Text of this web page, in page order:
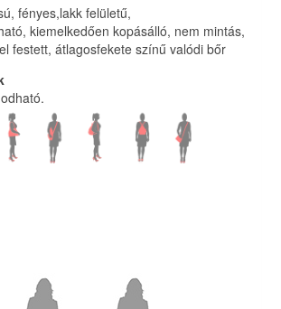
fényes,lakk felületű,
kiemelkedően kopásálló, nem mintás,
festett, átlagosfekete színű valódi bőr